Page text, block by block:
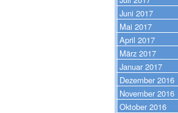
Juni 2017
Mai 2017
April 2017
März 2017
Januar 2017
Dezember 2016
November 2016
Oktober 2016